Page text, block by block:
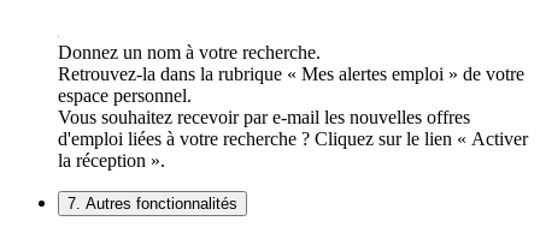
Donnez un nom à votre recherche.
Retrouvez-la dans la rubrique « Mes alertes emploi » de votre
espace personnel.
Vous souhaitez recevoir par e-mail les nouvelles offres
d'emploi liées à votre recherche ? Cliquez sur le lien « Activer
la réception ».
7. Autres fonctionnalités